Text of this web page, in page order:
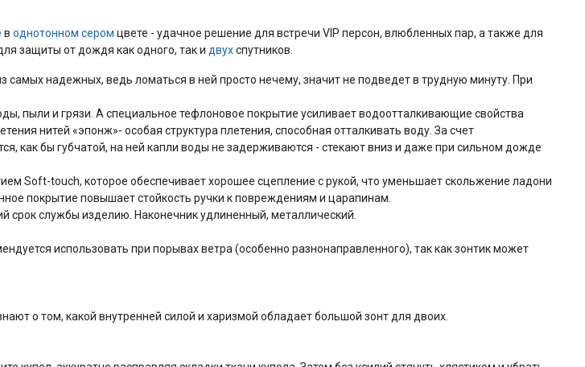
воднотонном сером цвете - удачное решение для встречи VIP персон, влюбленных пар, а также для
защиты от дождя как одного, так идвухспутников.
самых надежных, ведь ломаться в ней просто нечему, значит не подведет в трудную минуту. При
пыли и грязи. А специальное тефлоновое покрытие усиливает водоотталкивающие свойства
нитей «эпонж»- особая структура плетения, способная отталкивать воду. За счет
как бы губчатой, на ней капли воды не задерживаются - стекают вниз и даже при сильном дожде
Soft-touch, которое обеспечивает хорошее сцепление с рукой, что уменьшает скольжение ладони
покрытие повышает стойкость ручки к повреждениям и царапинам.
срок службы изделию. Наконечник удлиненный, металлический.
использовать при порывах ветра (особенно разнонаправленного), так как зонтик может
о том, какой внутренней силой и харизмой обладает большой зонт для двоих.